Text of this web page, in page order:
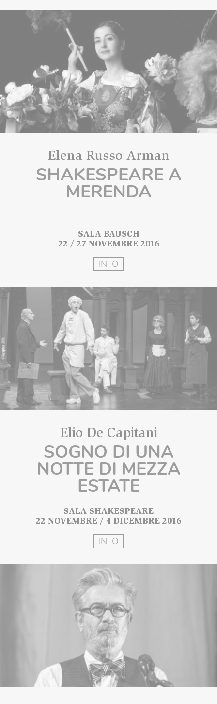
Elena Russo Arman
SHAKESPEARE A
MERENDA
SALA BAUSCH
22 / 27 NOVEMBRE 2016
INFO
Elio De Capitani
SOGNO DI UNA
NOTTE DI MEZZA
ESTATE
SALA SHAKESPEARE
22 NOVEMBRE / 4 DICEMBRE 2016
INFO